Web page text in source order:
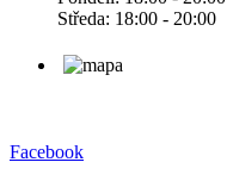
Středa: 18:00 - 20:00
Facebook